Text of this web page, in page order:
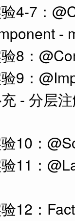
4-7：
-
8：
9：
- 分层
10：
11：
12：